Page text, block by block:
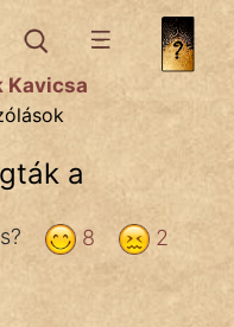
Kavicsa
a
2
8